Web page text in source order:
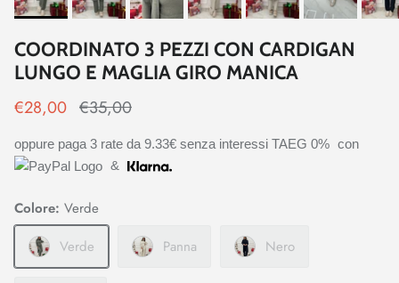
COORDINATO 3 PEZZI CON CARDIGAN
LUNGO E MAGLIA GIRO MANICA
€28,00 €35,00
oppure paga 3 rate da 9.33€ senza interessi TAEG 0% con
&
Colore: Verde
Verde
Panna Nero